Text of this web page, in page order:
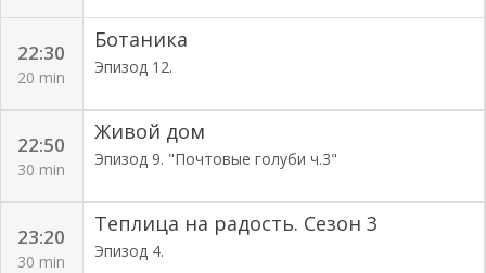
22:30
20 min
Ботаника
Эпизод 12.
22:50
30 min
Живой дом
Эпизод 9. "Почтовые голуби ч.3"
23:20
30 min
Теплица на радость. Сезон 3
Эпизод 4.